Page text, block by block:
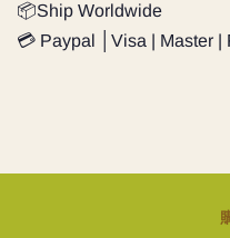
📦Ship Worldwide
💳 Paypal │Visa | Master |